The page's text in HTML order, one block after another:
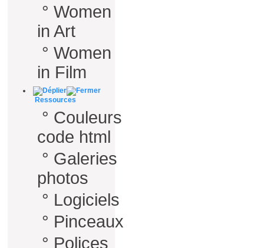
° Women
in Art
° Women
in Film
Ressources
° Couleurs
code html
° Galeries
photos
° Logiciels
° Pinceaux
° Polices